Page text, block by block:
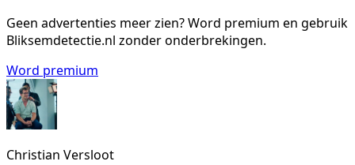
Geen advertenties meer zien?Word premium en gebruik
Bliksemdetectie.nl zonder onderbrekingen.
Word premium
Christian Versloot